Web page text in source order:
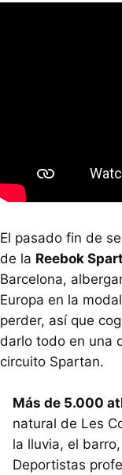
El pasado fin de
de la Reebok
Barcelona,
Europa en la
perder, así que
darlo todo en una
circuito Spartan.
Más de 5.000
natural de Les
la lluvia, el
Deportistas